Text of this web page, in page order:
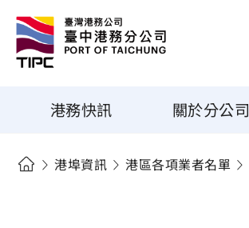
港務快訊 關於分公司
港埠資訊 港區各項業者名單